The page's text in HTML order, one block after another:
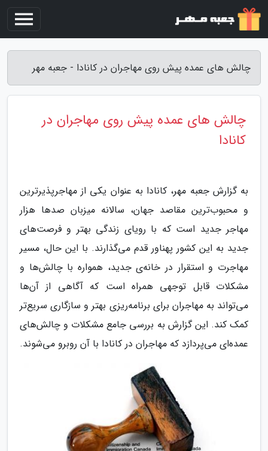
چالش های عمده پیش روی مهاجران در کانادا - جعبه مهر
چالش های عمده پیش روی مهاجران در
کانادا
به گزارش جعبه مهر، کانادا به عنوان یکی از مهاجرپذیرترین
و محبوب‌ترین مقاصد جهان، سالانه میزبان صدها هزار
مهاجر جدید است که با رویای زندگی بهتر و فرصت‌های
جدید به این کشور پهناور قدم می‌گذارند. با این حال، مسیر
مهاجرت و استقرار در خانه‌ی جدید، همواره با چالش‌ها و
مشکلات قابل توجهی همراه است که آگاهی از آن‌ها
می‌تواند به مهاجران برای برنامه‌ریزی بهتر و سازگاری سریع‌تر
کمک کند. این گزارش به بررسی جامع مشکلات و چالش‌های
عمده‌ای می‌پردازد که مهاجران در کانادا با آن روبرو می‌شوند.